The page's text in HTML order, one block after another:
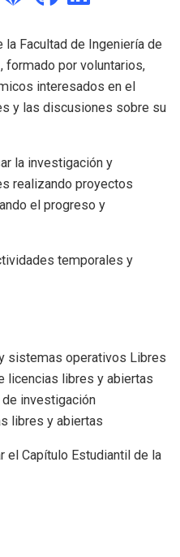
la Facultad de Ingeniería de
formado por voluntarios,
interesados en el
y las discusiones sobre su
la investigación y
realizando proyectos
el progreso y
temporales y
sistemas operativos Libres
licencias libres y abiertas
investigación
libres y abiertas
el Capítulo Estudiantil de la